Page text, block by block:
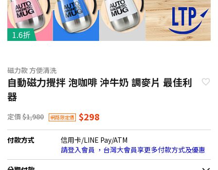
1.6折
磁力款 方便清洗
自動磁力攪拌 泡咖啡 沖牛奶 調麥片 最佳利
器
定價 $1,980 網路限定價 $298
付款方式
信用卡/LINE Pay/ATM
請登入會員 ，台灣大會員享更多付款方式及優惠